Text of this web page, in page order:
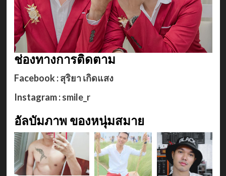
ช่องทางการติดตาม
Facebook :สุริยา เกิดแสง
Instagram :smile_r
อัลบัมภาพ ของหนุ่มสมาย